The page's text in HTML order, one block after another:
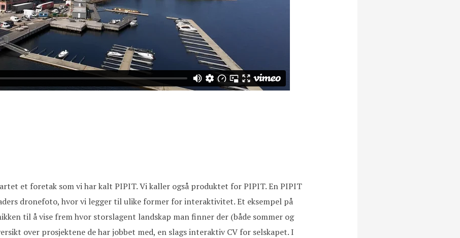
et foretak som vi har kalt PIPIT. Vi kaller også produktet for PIPIT. En PIPIT
dronefoto, hvor vi legger til ulike former for interaktivitet. Et eksempel på
til å vise frem hvor storslagent landskap man finner der (både sommer og
over prosjektene de har jobbet med, en slags interaktiv CV for selskapet. I